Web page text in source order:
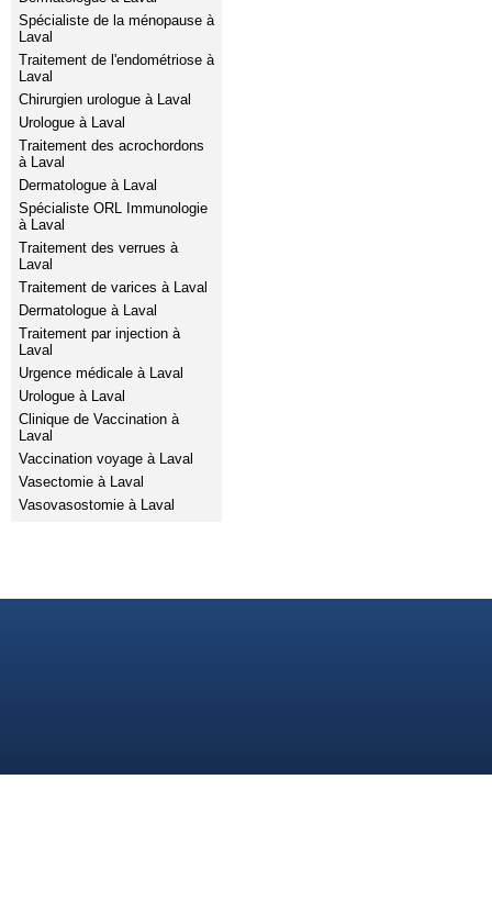
Spécialiste de la ménopause à
Laval
Traitement de l'endométriose à
Laval
Chirurgien urologue à Laval
Urologue à Laval
Traitement des acrochordons
à Laval
Dermatologue à Laval
Spécialiste ORL Immunologie
à Laval
Traitement des verrues à
Laval
Traitement de varices à Laval
Dermatologue à Laval
Traitement par injection à
Laval
Urgence médicale à Laval
Urologue à Laval
Clinique de Vaccination à
Laval
Vaccination voyage à Laval
Vasectomie à Laval
Vasovasostomie à Laval